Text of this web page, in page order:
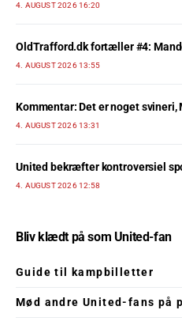
4. AUGUST 2026 16:20
OldTrafford.dk fortæller #4:
4. AUGUST 2026 13:55
Kommentar: Det er noget svineri,
4. AUGUST 2026 13:31
United bekræfter kontroversiel
4. AUGUST 2026 12:58
Bliv klædt på som United-fan
Guide til kampbilletter
Mød andre United-fans på